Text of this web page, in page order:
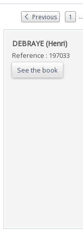
Previous 1 ...
‎DEBRAYE (Henri)‎
Reference : 197033
See the book